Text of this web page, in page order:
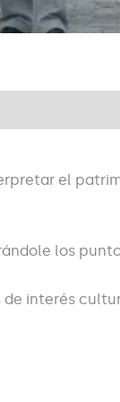
el
los
de interés